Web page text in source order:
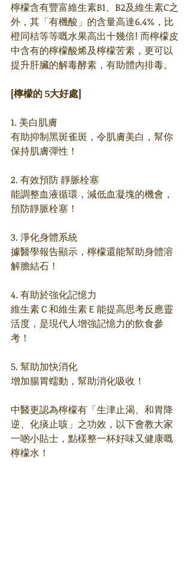
檸檬含有豐富維生素B1、B2及維生素C之
外，其「有機酸」的含量高達6.4%，比
橙同桔等等嘅水果高出十幾倍! 而檸檬皮
中含有的檸檬酸烯及檸檬苦素，更可以
提升肝臟的解毒酵素，有助體內排毒。
[檸檬的 5大好處]
1. 美白肌膚
有助抑制黑斑雀斑，令肌膚美白，幫你
保持肌膚彈性！
2. 有效預防 靜脈栓塞
能調整血液循環，減低血凝塊的機會，
預防靜脈栓塞！
3. 淨化身體系統
據醫學報告顯示，檸檬還能幫助身體溶
解膽結石！
4. 有助於強化記憶力
維生素Ｃ和維生素Ｅ能提高思考反應靈
活度，是現代人增強記憶力的飲食參
考！
5. 幫助加快消化
增加腸胃蠕動，幫助消化吸收！
中醫更認為檸檬有「生津止渴、和胃降
逆、化痰止咳」之功效，以下會教大家
一啲小貼士，點樣整一杯好味又健康嘅
檸檬水！